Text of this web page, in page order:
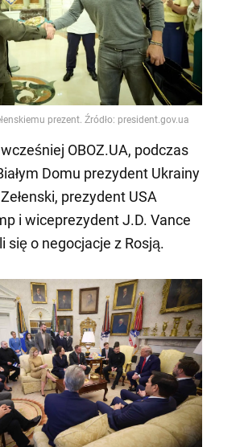
OBOZ.UA, podczas
Domu prezydent Ukrainy
prezydent USA
i wiceprezydent J.D. Vance
się o negocjacje z Rosją.